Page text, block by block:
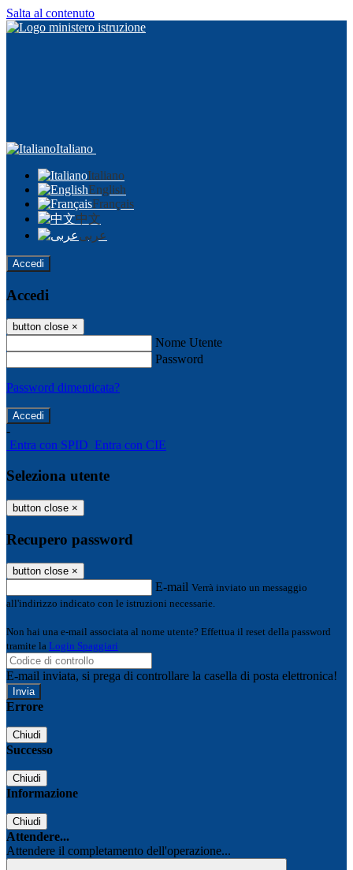
Salta al contenuto
Italiano
Italiano
English
Français
中文
عربى
Accedi
Accedi
button close ×
Nome Utente
Password
Password dimenticata?
-
Entra con SPID Entra con CIE
Seleziona utente
button close ×
Recupero password
button close ×
E-mail Verrà inviato un messaggio
all'indirizzo indicato con le istruzioni necessarie.
Non hai una e-mail associata al nome utente? Effettua il reset della password
tramite la Login Spaggiari
E-mail inviata, si prega di controllare la casella di posta elettronica!
Errore
Chiudi
Successo
Chiudi
Informazione
Chiudi
Attendere...
Attendere il completamento dell'operazione...